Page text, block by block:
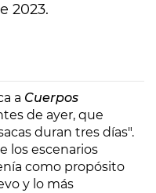
2023.
a Cuerpos
de ayer, que
duran tres días".
los escenarios
como propósito
y lo más